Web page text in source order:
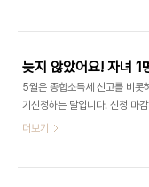
Club Olympus 사우나에서 여
항은 어딘지도 함께 알려드리도
카드(Priority Pass), 더라운
운지키(LoungeKey)는 공항 라
제공하는 프로그램들입니다. 이
들이 공항에서 대기하는 동안 편
램은 서로 다른 혜택과 접근 방
5월은 종합소득세 신고를 비롯
기신청하는 달입니다. 신청 마
재시간으로서 몇일 안남았지만
더보기